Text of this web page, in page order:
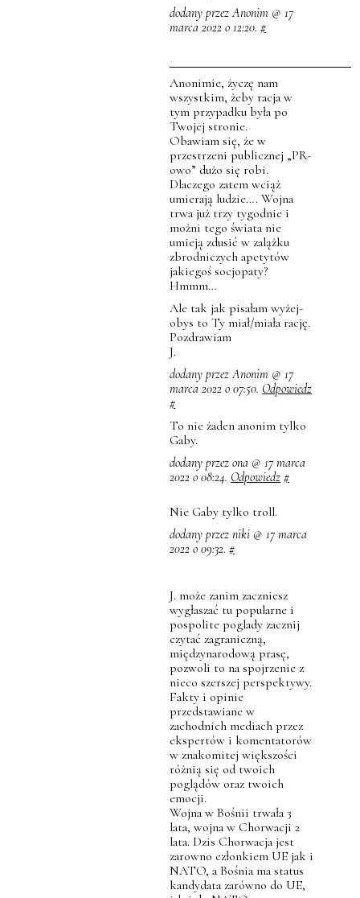
dodany przez Anonim @ 17
marca 2022 o 12:20.#
Anonimie, życzę nam
wszystkim, żeby racja w
tym przypadku była po
Twojej stronie.
Obawiam się, że w
przestrzeni publicznej „PR-
owo” dużo się robi.
Dlaczego zatem wciąż
umierają ludzie…. Wojna
trwa już trzy tygodnie i
możni tego świata nie
umieją zdusić w zalążku
zbrodniczych apetytów
jakiegoś socjopaty?
Hmmm…
Ale tak jak pisałam wyżej-
obys to Ty miał/miała rację.
Pozdrawiam
J.
dodany przez Anonim @ 17
marca 2022 o 07:50. Odpowiedz
#
To nie żaden anonim tylko
Gaby.
dodany przez ona @ 17 marca
2022 o 08:24. Odpowiedz #
Nie Gaby tylko troll.
dodany przez niki @ 17 marca
2022 o 09:32.#
J. może zanim zaczniesz
wygłaszać tu popularne i
pospolite poglady zacznij
czytać zagraniczną,
międzynarodową prasę,
pozwoli to na spojrzenie z
nieco szerszej perspektywy.
Fakty i opinie
przedstawiane w
zachodnich mediach przez
ekspertów i komentatorów
w znakomitej większości
różnią się od twoich
poglądów oraz twoich
emocji.
Wojna w Bośnii trwała 3
lata, wojna w Chorwacji 2
lata. Dzis Chorwacja jest
zarowno członkiem UE jak i
NATO, a Bośnia ma status
kandydata zarówno do UE,